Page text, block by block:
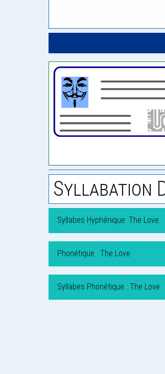
Syllabation
Syllabes Hyphénique: The Love
Phonétique : The Love
Syllabes Phonétique : The Love